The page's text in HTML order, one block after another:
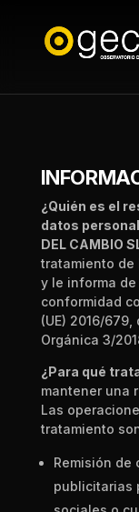
¿Quién es el
datos
DEL CAMBIO
tratamiento de
y le informa
conformidad
(UE) 2016/
Orgánica 3/
¿Para qué
mantener una
Las
tratamiento
Remisión de
publicitarias